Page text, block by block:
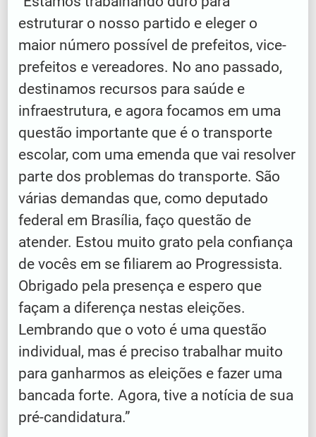
estruturar o nosso partido e eleger o
maior número possível de prefeitos, vice-
prefeitos e vereadores. No ano passado,
destinamos recursos para saúde e
infraestrutura, e agora focamos em uma
questão importante que é o transporte
escolar, com uma emenda que vai resolver
parte dos problemas do transporte. São
várias demandas que, como deputado
federal em Brasília, faço questão de
atender. Estou muito grato pela confiança
de vocês em se filiarem ao Progressista.
Obrigado pela presença e espero que
façam a diferença nestas eleições.
Lembrando que o voto é uma questão
individual, mas é preciso trabalhar muito
para ganharmos as eleições e fazer uma
bancada forte. Agora, tive a notícia de sua
pré-candidatura.”